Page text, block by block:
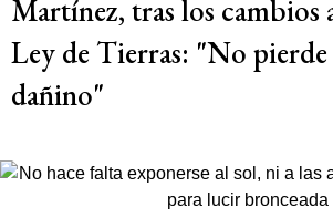
Martínez, tras los cambios
Ley de Tierras: "No
dañino"